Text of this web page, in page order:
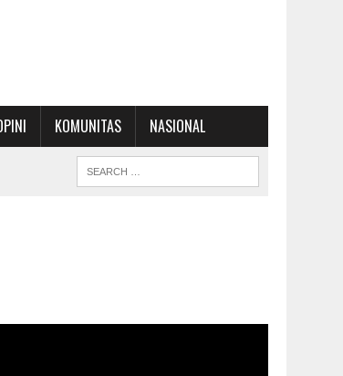
KOMUNITAS NASIONAL